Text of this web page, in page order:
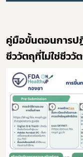
คู่มือขั้นตอนการป
ชีววัตถุที่ไม่ใช่ชีววั
เลือกหัว